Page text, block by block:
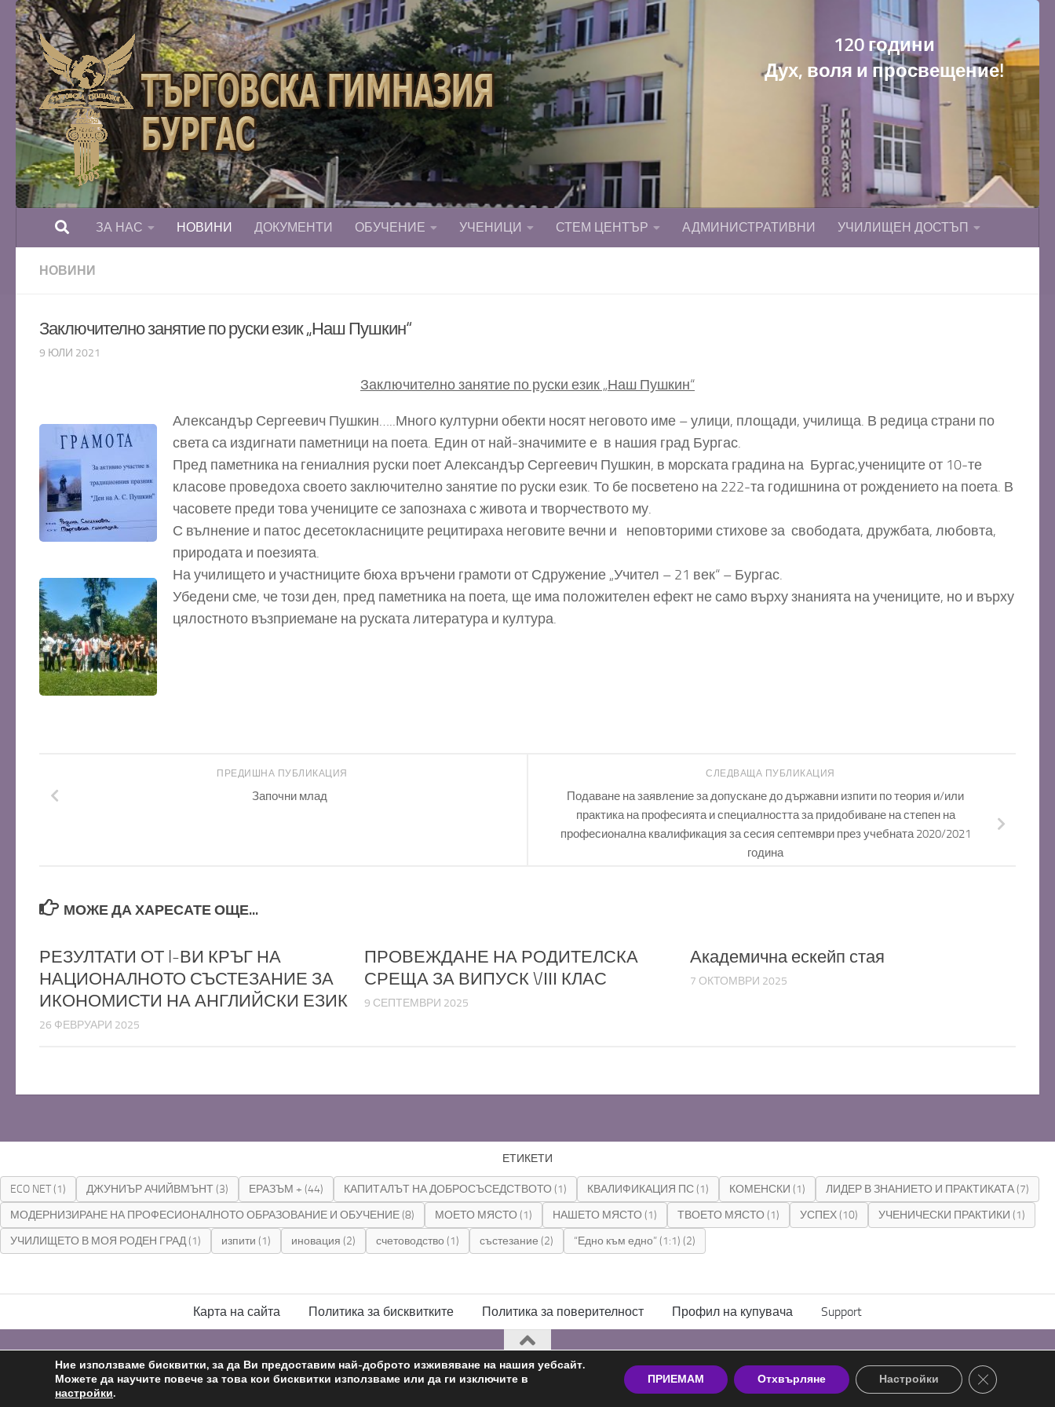
Към съдържанието
120 години
Дух, воля и просвещение!
ЗА НАС НОВИНИ ДОКУМЕНТИ ОБУЧЕНИЕ УЧЕНИЦИ СТЕМ ЦЕНТЪР АДМИНИСТРАТИВНИ УЧИЛИЩЕН ДОСТЪП
НОВИНИ
Заключително занятие по руски език „Наш Пушкин“
9 ЮЛИ 2021
Заключително занятие по руски език „Наш Пушкин“
Александър Сергеевич Пушкин…..Много културни обекти носят неговото име – улици, площади, училища. В редица страни по
света са издигнати паметници на поета. Един от най-значимите е в нашия град Бургас.
Пред паметника на гениалния руски поет Александър Сергеевич Пушкин, в морската градина на Бургас,учениците от 10-те
класове проведоха своето заключително занятие по руски език. То бе посветено на 222-та годишнина от рождението на поета. В
часовете преди това учениците се запознаха с живота и творчеството му.
С вълнение и патос десетокласниците рецитираха неговите вечни и неповторими стихове за свободата, дружбата, любовта,
природата и поезията.
На училището и участниците бюха връчени грамоти от Сдружение „Учител – 21 век“ – Бургас.
Убедени сме, че този ден, пред паметника на поета, ще има положителен ефект не само върху знанията на учениците, но и върху
цялостното възприемане на руската литература и култура.
СЛЕДВАЩА ПУБЛИКАЦИЯ
Подаване на заявление за допускане до държавни изпити по теория и/или
практика на професията и специалността за придобиване на степен на
професионална квалификация за сесия септември през учебната 2020/2021
година
ПРЕДИШНА ПУБЛИКАЦИЯ
Започни млад
МОЖЕ ДА ХАРЕСАТЕ ОЩЕ...
РЕЗУЛТАТИ ОТ I-ВИ КРЪГ НА
НАЦИОНАЛНОТО СЪСТЕЗАНИЕ ЗА
ИКОНОМИСТИ НА АНГЛИЙСКИ ЕЗИК
26 ФЕВРУАРИ 2025
ПРОВЕЖДАНЕ НА РОДИТЕЛСКА
СРЕЩА ЗА ВИПУСК VІІІ КЛАС
9 СЕПТЕМВРИ 2025
Академична ескейп стая
7 ОКТОМВРИ 2025
ЕТИКЕТИ
ECO NET(1) ДЖУНИЪР АЧИЙВМЪНТ(3) ЕРАЗЪМ + (44) КАПИТАЛЪТ НА ДОБРОСЪСЕДСТВОТО (1) КВАЛИФИКАЦИЯ ПС(1) КОМЕНСКИ (1) ЛИДЕР В ЗНАНИЕТО И ПРАКТИКАТА(7)
МОДЕРНИЗИРАНЕ НА ПРОФЕСИОНАЛНОТО ОБРАЗОВАНИЕ И ОБУЧЕНИЕ(8) МОЕТО МЯСТО (1) НАШЕТО МЯСТО (1) ТВОЕТО МЯСТО (1) УСПЕХ(10) УЧЕНИЧЕСКИ ПРАКТИКИ (1)
УЧИЛИЩЕТО В МОЯ РОДЕН ГРАД(1) изпити (1) иновация (2) счетоводство (1) състезание (2) “Едно към едно” (1:1) (2)
Карта на сайта Политика за бисквитките Политика за поверителност Профил на купувача Support
С подкрепата наНиколай Комнев2019 - 2026
Ние използваме бисквитки, за да Ви предоставим най-доброто изживяване на нашия уебсайт.
Можете да научите повече за това кои бисквитки използваме или да ги изключите в
настройки.
ПРИЕМАМ Отхвърляне Настройки Close GDPR